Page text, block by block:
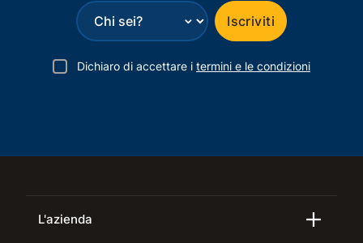
⌄ Iscriviti
Dichiaro di accettare i termini e le condizioni
L'azienda